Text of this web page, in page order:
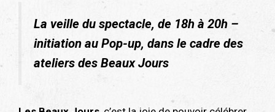
La veille du spectacle, de 18h à 20h –
initiation au Pop-up, dans le cadre des
ateliers des Beaux Jours